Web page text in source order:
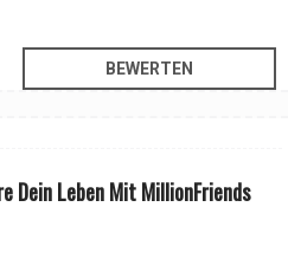
Dein Leben Mit MillionFriends